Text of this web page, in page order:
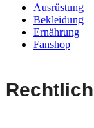
Ausrüstung
Bekleidung
Ernährung
Fanshop